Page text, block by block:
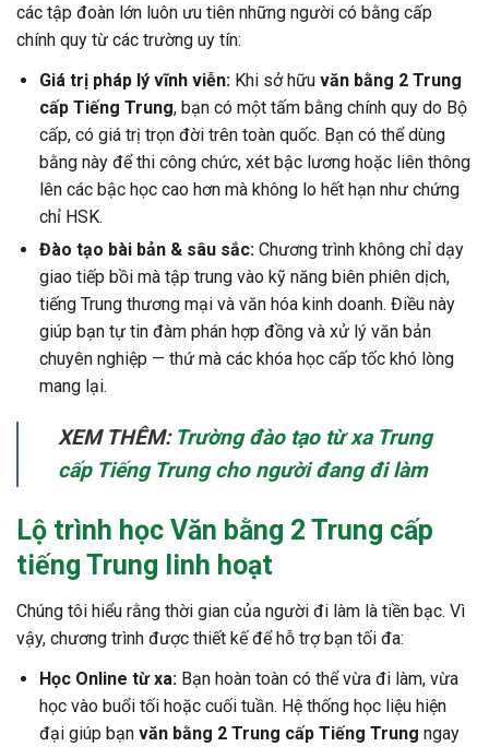
các tập đoàn lớn luôn ưu tiên những người có bằng cấp
chính quy từ các trường uy tín:
Giá trị pháp lý vĩnh viễn:Khi sở hữu văn bằng 2 Trung
cấp Tiếng Trung, bạn có một tấm bằng chính quy do Bộ
cấp, có giá trị trọn đời trên toàn quốc. Bạn có thể dùng
bằng này để thi công chức, xét bậc lương hoặc liên thông
lên các bậc học cao hơn mà không lo hết hạn như chứng
chỉ HSK.
Đào tạo bài bản & sâu sắc:Chương trình không chỉ dạy
giao tiếp bồi mà tập trung vào kỹ năng biên phiên dịch,
tiếng Trung thương mại và văn hóa kinh doanh. Điều này
giúp bạn tự tin đàm phán hợp đồng và xử lý văn bản
chuyên nghiệp — thứ mà các khóa học cấp tốc khó lòng
mang lại.
XEM THÊM:Trường đào tạo từ xa Trung
cấp Tiếng Trung cho người đang đi làm
Lộ trình học Văn bằng 2 Trung cấp
tiếng Trung linh hoạt
Chúng tôi hiểu rằng thời gian của người đi làm là tiền bạc. Vì
vậy, chương trình được thiết kế để hỗ trợ bạn tối đa:
Học Online từ xa:Bạn hoàn toàn có thể vừa đi làm, vừa
học vào buổi tối hoặc cuối tuần. Hệ thống học liệu hiện
đại giúp bạn văn bằng 2 Trung cấp Tiếng Trung ngay